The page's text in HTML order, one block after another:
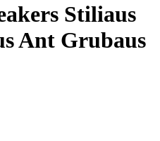
Stiliaus
Ant Grubaus